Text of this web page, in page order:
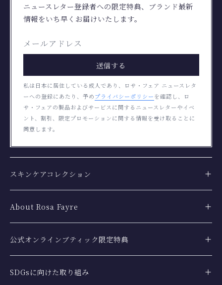
ニュースレター登録者への限定特典、ブランド最新
情報をいち早くお届けいたします。
送信する
私は日本に居住している成人であり、ロサ・フェア ニュースレタ
ーへの登録にあたり、予めプライバシーポリシーを確認し、ロ
サ・フェアの製品およびサービスに関するニュースレターやイベ
ント、割引、限定プロモーションに関する情報を受け取ることに
同意します。
スキンケアコレクション
About Rosa Fayre
公式オンラインブティック限定特典
SDGsに向けた取り組み